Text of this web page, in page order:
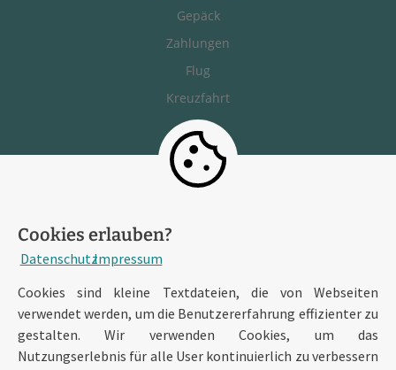
Gepäck
Zahlungen
Flug
Kreuzfahrt
AurumTours
Unternehmen
Impressum
Barrierefreiheit
AGB
AGB Kreuzfahrten
Cookies erlauben?
DatenschutzImpressum
Cookies sind kleine Textdateien, die von Webseiten
verwendet werden, um die Benutzererfahrung effizienter zu
gestalten. Wir verwenden Cookies, um das
Nutzungserlebnis für alle User kontinuierlich zu verbessern